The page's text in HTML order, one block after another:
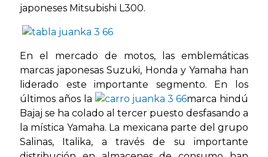
japoneses Mitsubishi L300.
En el mercado de motos, las emblemáticas
marcas japonesas Suzuki, Honda y Yamaha han
liderado este importante segmento. En los
últimos años la
marca hindú
Bajaj se ha colado al tercer puesto desfasando a
la mística Yamaha. La mexicana parte del grupo
Salinas, Italika, a través de su importante